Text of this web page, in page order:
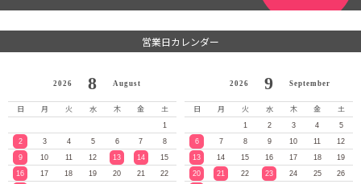
営業日カレンダー
2026 8 August
日 月 火 水 木 金 土
1
2
3 4 5 6 7
8
9
10 11 12 13 14
15
16
17 18 19 20 21
22
2026 9 September
日 月 火 水 木 金 土
1 2 3 4
5
6
7 8 9 10 11
12
13
14 15 16 17 18
19
20
21 22 23 24 25
26